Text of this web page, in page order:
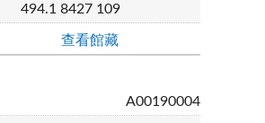
494.1 8427 109
查看館藏
A00190004